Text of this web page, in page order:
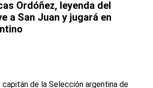
Ordóñez, leyenda del
a San Juan y jugará en